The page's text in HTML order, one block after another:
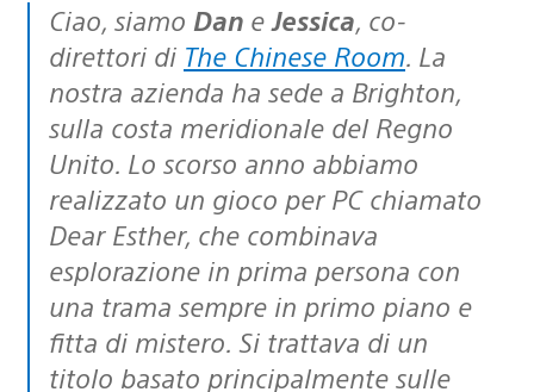
Ciao, siamo Dan e Jessica, co-
direttori di The Chinese Room. La
nostra azienda ha sede a Brighton,
sulla costa meridionale del Regno
Unito. Lo scorso anno abbiamo
realizzato un gioco per PC chiamato
Dear Esther, che combinava
esplorazione in prima persona con
una trama sempre in primo piano e
fitta di mistero. Si trattava di un
titolo basato principalmente sulle